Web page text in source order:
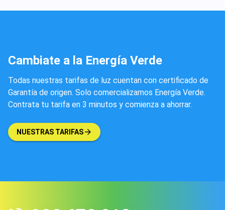
Cambiate a la Energía Verde
Todas nuestras tarifas de luz cuentan con certificado de
Garantía de origen. Solo comercializamos Energía Verde.
Contrata tu tarifa en 3 minutos y comienza a ahorrar.
NUESTRAS TARIFAS